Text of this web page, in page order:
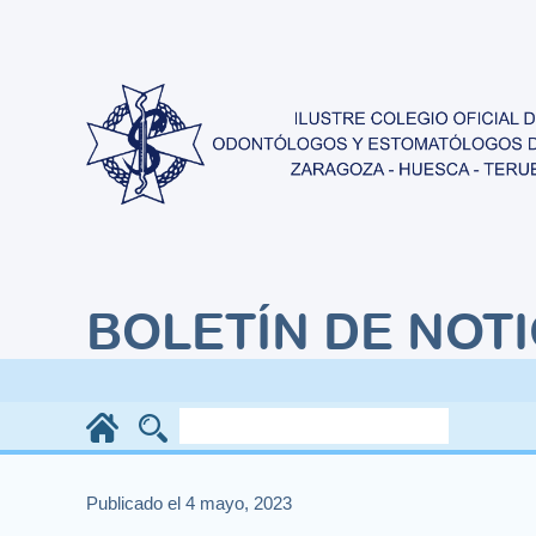
BOLETÍN DE
Publicado el 4 mayo, 2023